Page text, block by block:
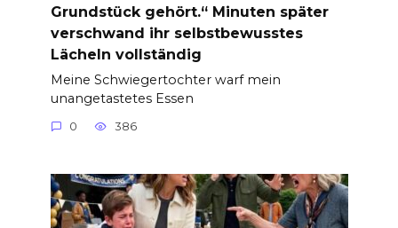
Grundstück gehört.“ Minuten später
verschwand ihr selbstbewusstes
Lächeln vollständig
Meine Schwiegertochter warf mein
unangetastetes Essen
0 386